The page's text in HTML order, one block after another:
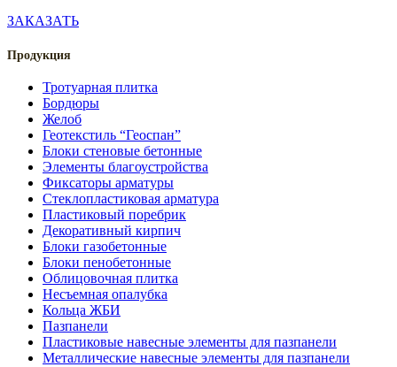
ЗАКАЗАТЬ
Продукция
Тротуарная плитка
Бордюры
Желоб
Геотекстиль “Геоспан”
Блоки стеновые бетонные
Элементы благоустройства
Фиксаторы арматуры
Стеклопластиковая арматура
Пластиковый поребрик
Декоративный кирпич
Блоки газобетонные
Блоки пенобетонные
Облицовочная плитка
Несъемная опалубка
Кольца ЖБИ
Пазпанели
Пластиковые навесные элементы для пазпанели
Металлические навесные элементы для пазпанели